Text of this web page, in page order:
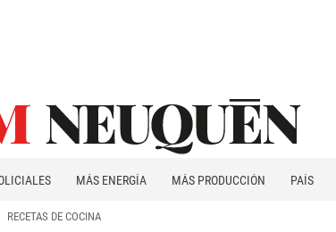
MÁS ENERGÍA MÁS PRODUCCIÓN PAÍS
RECETAS DE COCINA